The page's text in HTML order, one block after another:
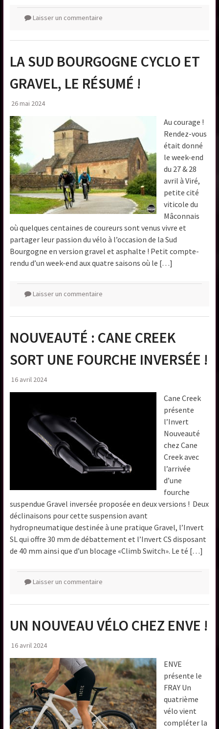
Laisser un commentaire
LA SUD BOURGOGNE CYCLO ET
GRAVEL, LE RÉSUMÉ !
26 mai 2024
Au courage !
Rendez-vous
était donné
le week-end
du 27 & 28
avril à Viré,
petite cité
viticole du
Mâconnais
où quelques centaines de coureurs sont venus vivre et
partager leur passion du vélo à l’occasion de la Sud
Bourgogne en version gravel et asphalte ! Petit compte-
rendu d’un week-end aux quatre saisons où le […]
Laisser un commentaire
NOUVEAUTÉ : CANE CREEK
SORT UNE FOURCHE INVERSÉE !
16 avril 2024
Cane Creek
présente
l’Invert
Nouveauté
chez Cane
Creek avec
l’arrivée
d’une
fourche
suspendue Gravel inversée proposée en deux versions ! Deux
déclinaisons pour cette suspension avant
hydropneumatique destinée à une pratique Gravel, l’Invert
SL qui offre 30 mm de débattement et l’Invert CS disposant
de 40 mm ainsi que d’un blocage «Climb Switch». Le té […]
Laisser un commentaire
UN NOUVEAU VÉLO CHEZ ENVE !
16 avril 2024
ENVE
présente le
FRAY Un
quatrième
vélo vient
compléter la